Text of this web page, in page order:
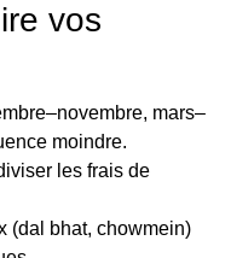
vos
mars–
moindre.
les frais de
(dal bhat, chowmein)